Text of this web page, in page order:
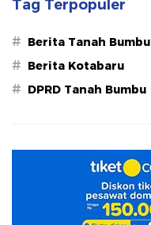
Tag Terpopuler
# Berita Tanah Bumbu
# Berita Kotabaru
# DPRD Tanah Bumbu